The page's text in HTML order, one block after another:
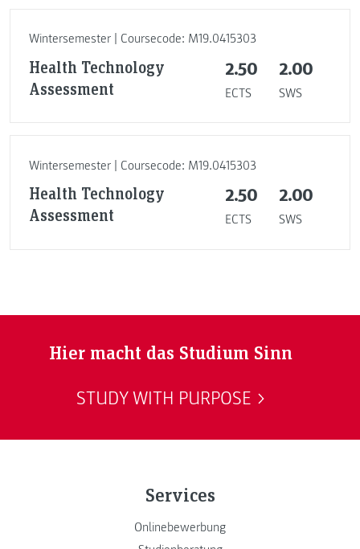
Wintersemester | Coursecode: M19.0415303
Health Technology
Assessment
2.50
ECTS
2.00
SWS
Wintersemester | Coursecode: M19.0415303
Health Technology
Assessment
2.50
ECTS
2.00
SWS
Hier macht das Studium Sinn
STUDY WITH PURPOSE
Services
Onlinebewerbung